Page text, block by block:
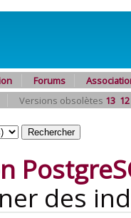
Forums
Versions obsolètes 13 12
des